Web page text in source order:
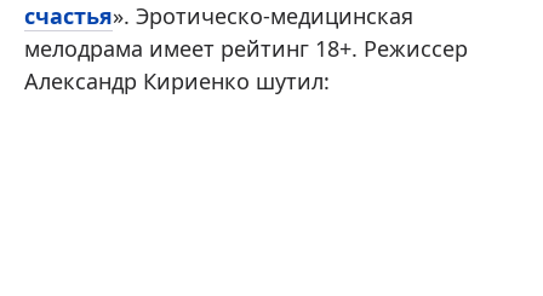
счастья». Эротическо-медицинская
мелодрама имеет рейтинг 18+. Режиссер
Александр Кириенко шутил: